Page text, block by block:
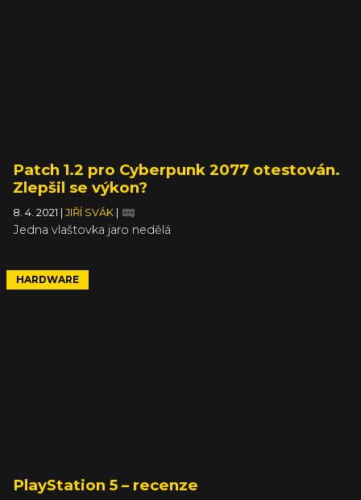
Patch 1.2 pro Cyberpunk 2077 otestován.
Zlepšil se výkon?
8. 4. 2021 JIŘÍ SVÁK
Jedna vlaštovka jaro nedělá
HARDWARE
PlayStation 5 – recenze